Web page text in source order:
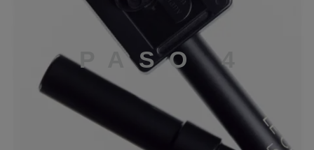
P ASO 4